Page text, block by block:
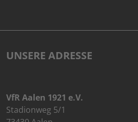
UNSERE ADRESSE
VfR Aalen 1921 e.V.
Stadionweg 5/1